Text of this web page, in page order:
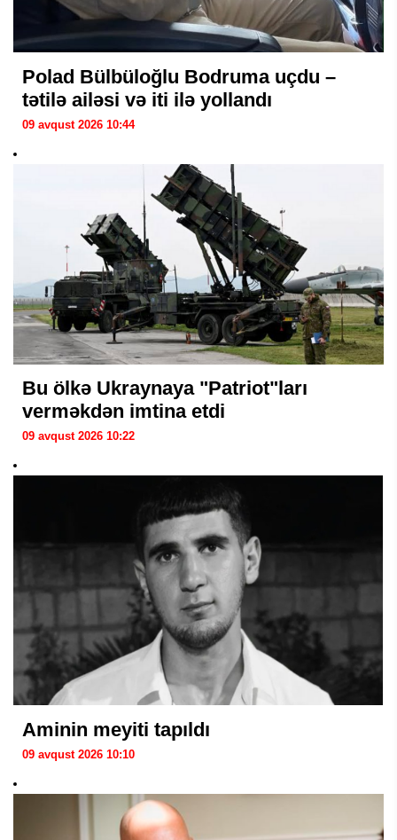
Polad Bülbüloğlu Bodruma uçdu –
tətilə ailəsi və iti ilə yollandı
09 avqust 2026 10:44
Bu ölkə Ukraynaya "Patriot"ları
verməkdən imtina etdi
09 avqust 2026 10:22
Aminin meyiti tapıldı
09 avqust 2026 10:10